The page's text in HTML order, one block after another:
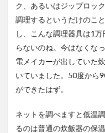
ク、あるいはジップロッ
調理するというだけのこ
し、こんな調理器具は1
らないのね。今はなくな
電メイカーが出していた
いていました。50度から
ができたはず。
ネットを調べますと低温
るのは普通の炊飯器の保